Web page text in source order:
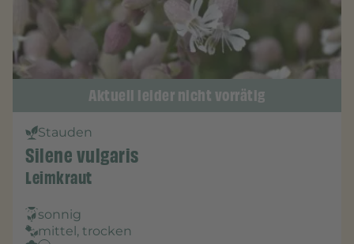
Aktuell leider nicht vorrätig
Stauden
Silene vulgaris
Leimkraut
sonnig
mittel, trocken